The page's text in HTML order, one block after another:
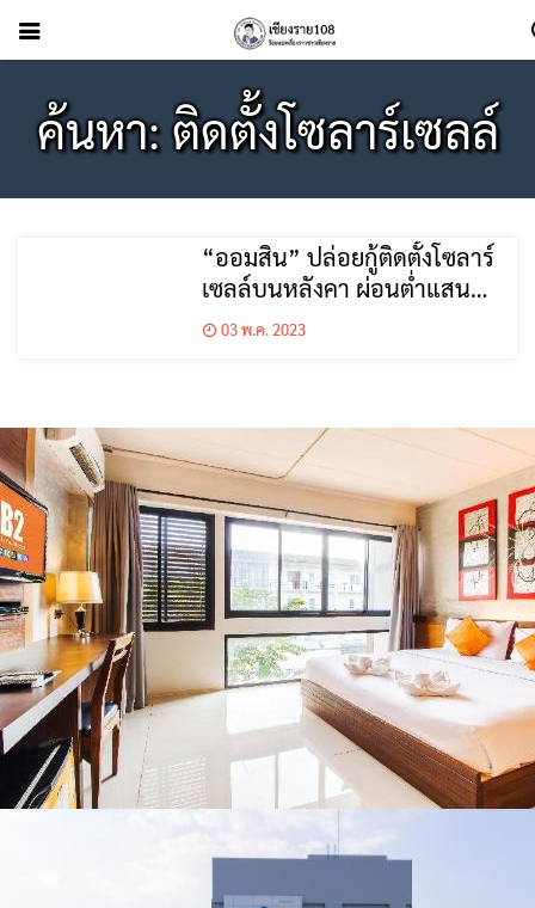
ค้นหา: ติดตั้งโซลาร์เซลล์
“ออมสิน” ปล่อยกู้ติดตั้งโซลาร์
เซลล์บนหลังคา ผ่อนต่ำแสนละ
199 บาท
03 พ.ค. 2023